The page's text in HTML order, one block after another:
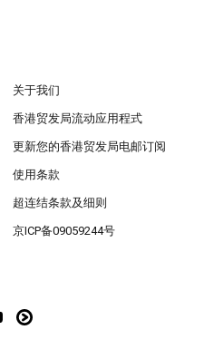
关于我们
香港贸发局流动应用程式
更新您的香港贸发局电邮订阅
使用条款
超连结条款及细则
京ICP备09059244号